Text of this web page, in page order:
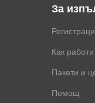
За
Как работи
Пакети и
Помощ